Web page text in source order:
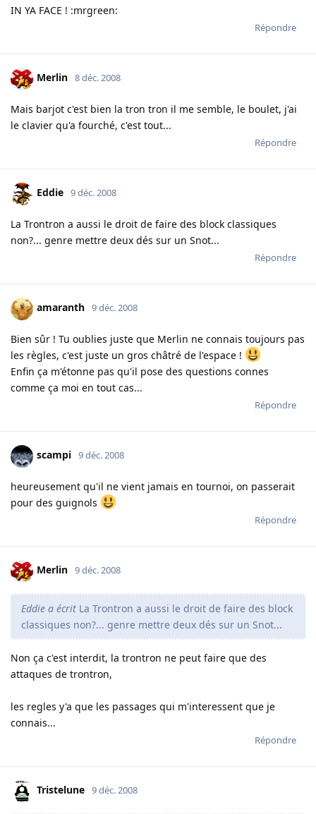
IN YA FACE ! :mrgreen:
Répondre
Merlin 8 déc. 2008
Mais barjot c'est bien la tron tron il me semble, le boulet, j'ai
le clavier qu'a fourché, c'est tout...
Répondre
Eddie 9 déc. 2008
La Trontron a aussi le droit de faire des block classiques
non?... genre mettre deux dés sur un Snot...
Répondre
amaranth 9 déc. 2008
Bien sûr ! Tu oublies juste que Merlin ne connais toujours pas
les règles, c'est juste un gros châtré de l'espace !
Enfin ça m'étonne pas qu'il pose des questions connes
comme ça moi en tout cas...
Répondre
scampi 9 déc. 2008
heureusement qu'il ne vient jamais en tournoi, on passerait
pour des guignols
Répondre
Merlin 9 déc. 2008
Eddie a écrit La Trontron a aussi le droit de faire des block
classiques non?... genre mettre deux dés sur un Snot...
Non ça c'est interdit, la trontron ne peut faire que des
attaques de trontron,
les regles y'a que les passages qui m'interessent que je
connais...
Répondre
Tristelune 9 déc. 2008